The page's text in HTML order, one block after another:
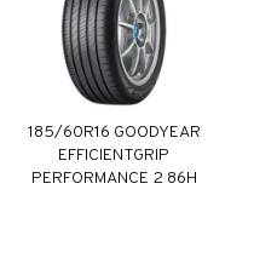
185/60R16 GOODYEAR
EFFICIENTGRIP
PERFORMANCE 2 86H